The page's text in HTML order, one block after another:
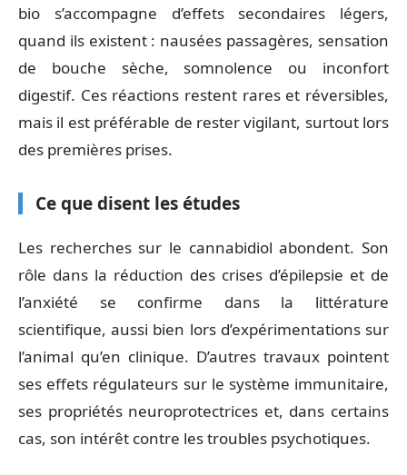
bio s’accompagne d’effets secondaires légers,
quand ils existent : nausées passagères, sensation
de bouche sèche, somnolence ou inconfort
digestif. Ces réactions restent rares et réversibles,
mais il est préférable de rester vigilant, surtout lors
des premières prises.
Ce que disent les études
Les recherches sur le cannabidiol abondent. Son
rôle dans la réduction des crises d’épilepsie et de
l’anxiété se confirme dans la littérature
scientifique, aussi bien lors d’expérimentations sur
l’animal qu’en clinique. D’autres travaux pointent
ses effets régulateurs sur le système immunitaire,
ses propriétés neuroprotectrices et, dans certains
cas, son intérêt contre les troubles psychotiques.